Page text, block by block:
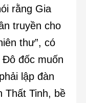
rằng Gia
truyền cho
thư”, có
đốc muốn
lập đàn
Thất Tinh, bề